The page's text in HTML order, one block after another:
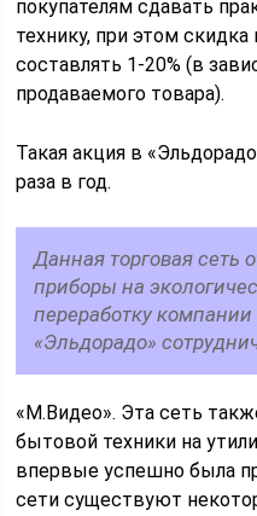
покупателям сдавать
технику, при этом
составлять 1-20% (в
продаваемого товара).
Такая акция в
раза в год.
Данная торговая сеть
приборы на
переработку компании
«Эльдорадо»
«М.Видео». Эта сеть
бытовой техники на
впервые успешно была
сети существуют